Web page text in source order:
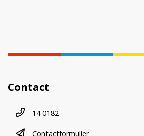
Contact
Telefoonnummer
14 0182
contactformulier
Contactformulier